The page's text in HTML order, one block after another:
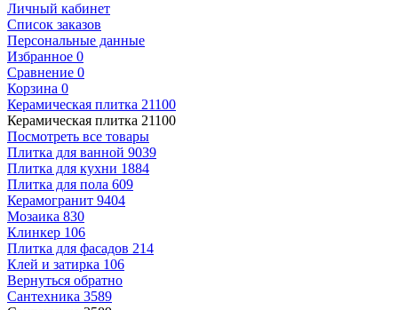
Личный кабинет
Список заказов
Персональные данные
Избранное 0
Сравнение 0
Корзина 0
Керамическая плитка 21100
Керамическая плитка 21100
Посмотреть все товары
Плитка для ванной 9039
Плитка для кухни 1884
Плитка для пола 609
Керамогранит 9404
Мозаика 830
Клинкер 106
Плитка для фасадов 214
Клей и затирка 106
Вернуться обратно
Сантехника 3589